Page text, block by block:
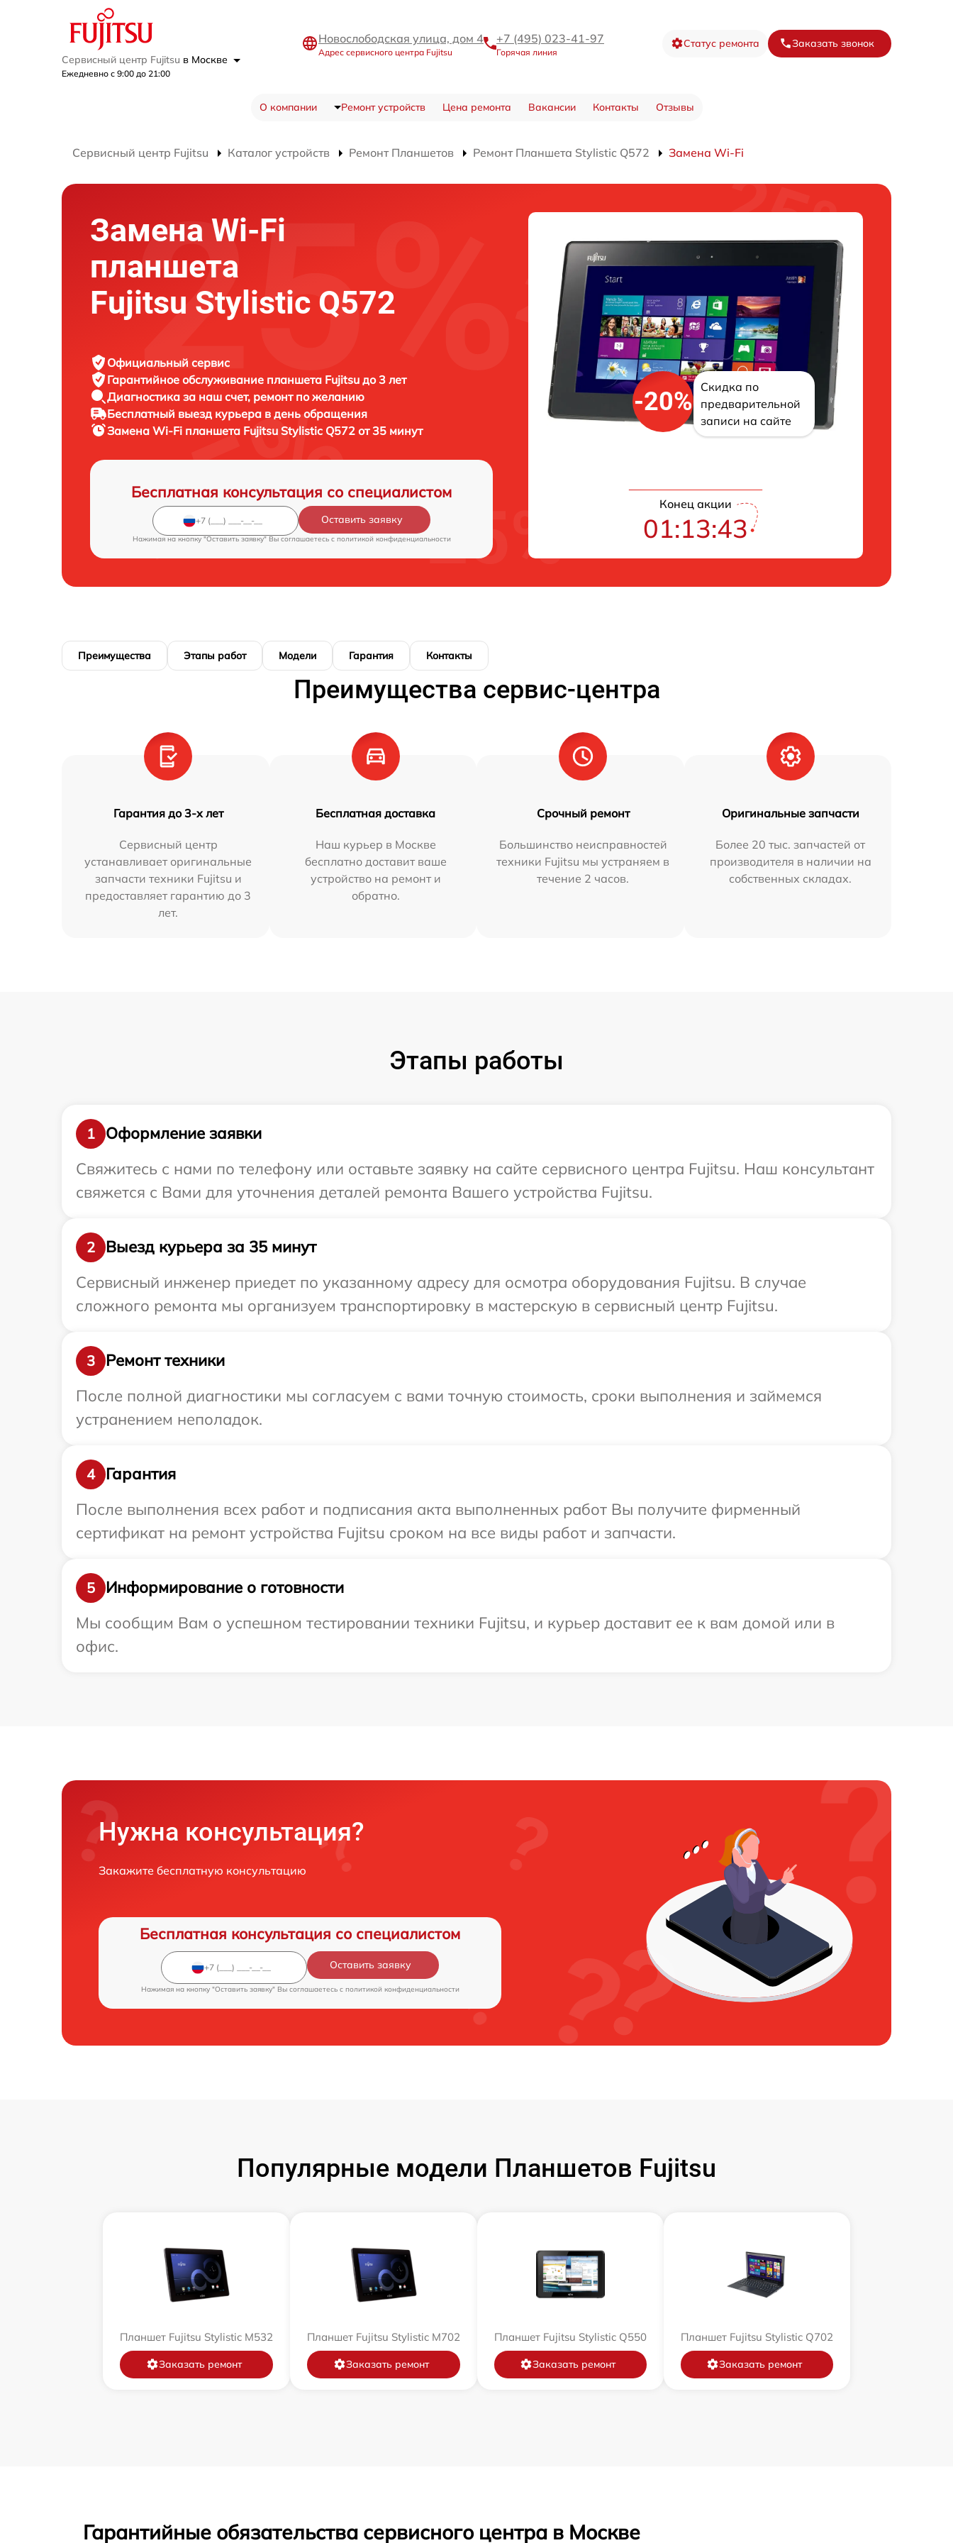
Сервисный центр Fujitsu в Москве
Ежедневно с 9:00 до 21:00
Новослободская улица, дом 4
Адрес сервисного центра Fujitsu
+7 (495) 023-41-97
Горячая линия
Статус ремонта Заказать звонок
О компании Ремонт устройств Цена ремонта Вакансии Контакты Отзывы
Сервисный центр Fujitsu Каталог устройств Ремонт Планшетов Ремонт Планшета Stylistic Q572 Замена Wi-Fi
Замена Wi-Fi
планшета
Fujitsu Stylistic Q572
Официальный сервис
Гарантийное обслуживание планшета Fujitsu до 3 лет
Диагностика за наш счет, ремонт по желанию
Бесплатный выезд курьера в день обращения
Замена Wi-Fi планшета Fujitsu Stylistic Q572 от 35 минут
Бесплатная консультация со специалистом
Оставить заявку
Нажимая на кнопку "Оставить заявку" Вы соглашаетесь c политикой конфиденциальности
-20%
Скидка по
предварительной
записи на сайте
Конец акции
01:13:43
Преимущества Этапы работ Модели Гарантия Контакты
Преимущества сервис-центра
Гарантия до 3-х лет
Сервисный центр
устанавливает оригинальные
запчасти техники Fujitsu и
предоставляет гарантию до 3
лет.
Бесплатная доставка
Наш курьер в Москве
бесплатно доставит ваше
устройство на ремонт и
обратно.
Срочный ремонт
Большинство неисправностей
техники Fujitsu мы устраняем в
течение 2 часов.
Оригинальные запчасти
Более 20 тыс. запчастей от
производителя в наличии на
собственных складах.
Этапы работы
1
Оформление заявки
Свяжитесь с нами по телефону или оставьте заявку на сайте сервисного центра Fujitsu. Наш консультант
свяжется с Вами для уточнения деталей ремонта Вашего устройства Fujitsu.
2
Выезд курьера за 35 минут
Сервисный инженер приедет по указанному адресу для осмотра оборудования Fujitsu. В случае
сложного ремонта мы организуем транспортировку в мастерскую в сервисный центр Fujitsu.
3
Ремонт техники
После полной диагностики мы согласуем с вами точную стоимость, сроки выполнения и займемся
устранением неполадок.
4
Гарантия
После выполнения всех работ и подписания акта выполненных работ Вы получите фирменный
сертификат на ремонт устройства Fujitsu сроком на все виды работ и запчасти.
5
Информирование о готовности
Мы сообщим Вам о успешном тестировании техники Fujitsu, и курьер доставит ее к вам домой или в
офис.
Нужна консультация?
Закажите бесплатную консультацию
Бесплатная консультация со специалистом
Оставить заявку
Нажимая на кнопку "Оставить заявку" Вы соглашаетесь c политикой конфиденциальности
Популярные модели Планшетов Fujitsu
Планшет Fujitsu Stylistic M532
Заказать ремонт
Планшет Fujitsu Stylistic M702
Заказать ремонт
Планшет Fujitsu Stylistic Q550
Заказать ремонт
Планшет Fujitsu Stylistic Q702
Заказать ремонт
Гарантийные обязательства сервисного центра в Москве